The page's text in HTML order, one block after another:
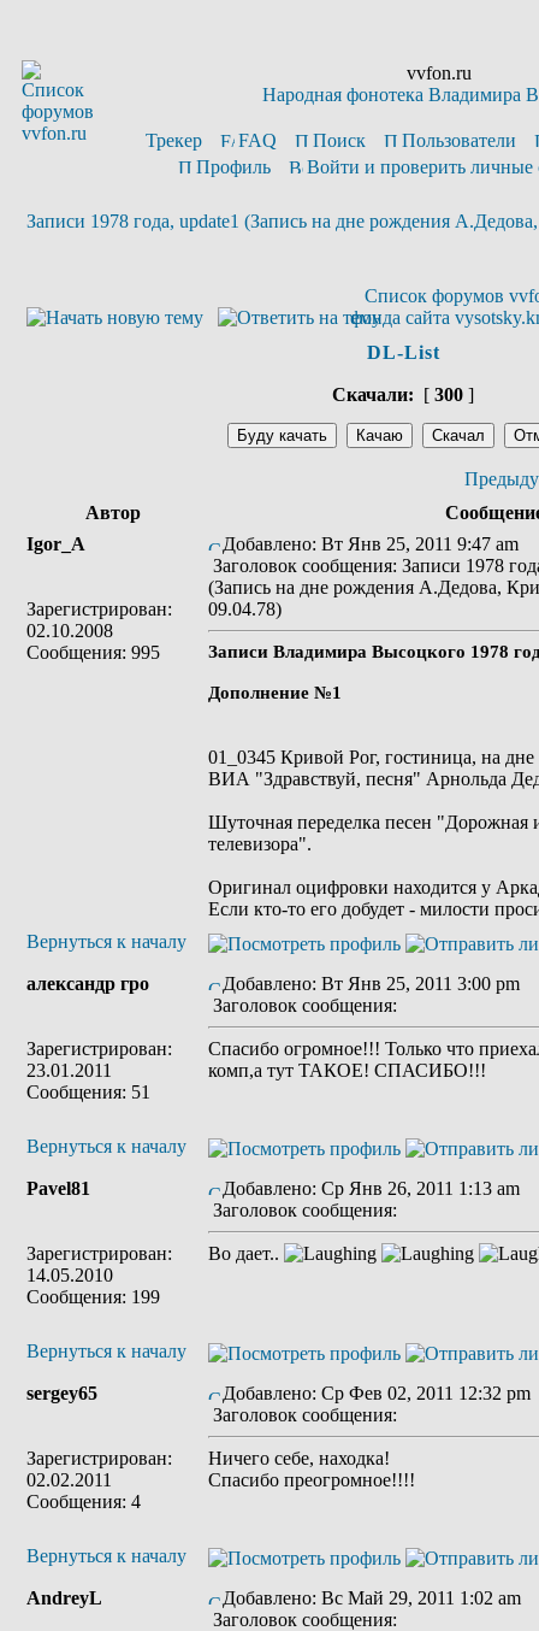
vvfon.ru
Народная фонотека Владимира
Трекер FAQ Поиск
Пользователи
Профиль
Войти и проверить личные
Записи 1978 года, update1 (Запись на дне рождения
Список форумов
фонда сайта
DL-List
Скачали: [ 300 ]
Автор
Igor_A
Зарегистрирован:
02.10.2008
Сообщения: 995
Добавлено: Вт Янв 25, 2011 9:47 am
Заголовок сообщения: Записи 1978
(Запись на дне рождения А.Дедова,
09.04.78)
Записи Владимира Высоцкого 1978
Дополнение №1
01_0345 Кривой Рог, гостиница, на
ВИА "Здравствуй, песня" Арнольда
Шуточная переделка песен "Дорожная
телевизора".
Оригинал оцифровки находится у
Если кто-то его добудет - милости
Вернуться к началу
александр гро
Зарегистрирован:
23.01.2011
Сообщения: 51
Добавлено: Вт Янв 25, 2011 3:00 pm
Заголовок сообщения:
Спасибо огромное!!! Только что
комп,а тут ТАКОЕ! СПАСИБО!!!
Вернуться к началу
Pavel81
Зарегистрирован:
14.05.2010
Сообщения: 199
Добавлено: Ср Янв 26, 2011 1:13 am
Заголовок сообщения:
Во дает..
Вернуться к началу
sergey65
Зарегистрирован:
02.02.2011
Сообщения: 4
Добавлено: Ср Фев 02, 2011 12:32 pm
Заголовок сообщения:
Ничего себе, находка!
Спасибо преогромное!!!!
Вернуться к началу
AndreyL
Добавлено: Вс Май 29, 2011 1:02 am
Заголовок сообщения: